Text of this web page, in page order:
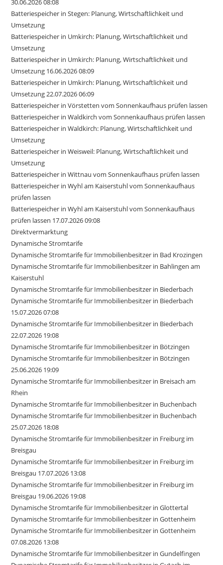
30.06.2026 08:08
Batteriespeicher in Stegen: Planung, Wirtschaftlichkeit und
Umsetzung
Batteriespeicher in Umkirch: Planung, Wirtschaftlichkeit und
Umsetzung
Batteriespeicher in Umkirch: Planung, Wirtschaftlichkeit und
Umsetzung 16.06.2026 08:09
Batteriespeicher in Umkirch: Planung, Wirtschaftlichkeit und
Umsetzung 22.07.2026 06:09
Batteriespeicher in Vörstetten vom Sonnenkaufhaus prüfen lassen
Batteriespeicher in Waldkirch vom Sonnenkaufhaus prüfen lassen
Batteriespeicher in Waldkirch: Planung, Wirtschaftlichkeit und
Umsetzung
Batteriespeicher in Weisweil: Planung, Wirtschaftlichkeit und
Umsetzung
Batteriespeicher in Wittnau vom Sonnenkaufhaus prüfen lassen
Batteriespeicher in Wyhl am Kaiserstuhl vom Sonnenkaufhaus
prüfen lassen
Batteriespeicher in Wyhl am Kaiserstuhl vom Sonnenkaufhaus
prüfen lassen 17.07.2026 09:08
Direktvermarktung
Dynamische Stromtarife
Dynamische Stromtarife für Immobilienbesitzer in Bad Krozingen
Dynamische Stromtarife für Immobilienbesitzer in Bahlingen am
Kaiserstuhl
Dynamische Stromtarife für Immobilienbesitzer in Biederbach
Dynamische Stromtarife für Immobilienbesitzer in Biederbach
15.07.2026 07:08
Dynamische Stromtarife für Immobilienbesitzer in Biederbach
22.07.2026 19:08
Dynamische Stromtarife für Immobilienbesitzer in Bötzingen
Dynamische Stromtarife für Immobilienbesitzer in Bötzingen
25.06.2026 19:09
Dynamische Stromtarife für Immobilienbesitzer in Breisach am
Rhein
Dynamische Stromtarife für Immobilienbesitzer in Buchenbach
Dynamische Stromtarife für Immobilienbesitzer in Buchenbach
25.07.2026 18:08
Dynamische Stromtarife für Immobilienbesitzer in Freiburg im
Breisgau
Dynamische Stromtarife für Immobilienbesitzer in Freiburg im
Breisgau 17.07.2026 13:08
Dynamische Stromtarife für Immobilienbesitzer in Freiburg im
Breisgau 19.06.2026 19:08
Dynamische Stromtarife für Immobilienbesitzer in Glottertal
Dynamische Stromtarife für Immobilienbesitzer in Gottenheim
Dynamische Stromtarife für Immobilienbesitzer in Gottenheim
07.08.2026 13:08
Dynamische Stromtarife für Immobilienbesitzer in Gundelfingen